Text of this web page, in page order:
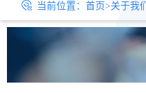
当前位置： 首页>关于我们